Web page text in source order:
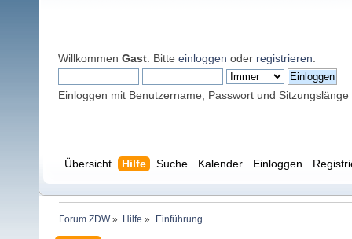
Willkommen Gast . Bitte einloggen oder registrieren
Einloggen mit Benutzername, Passwort und Sitzungslänge
Übersicht Hilfe Suche Kalender Einloggen
Forum ZDW» Hilfe » Einführung